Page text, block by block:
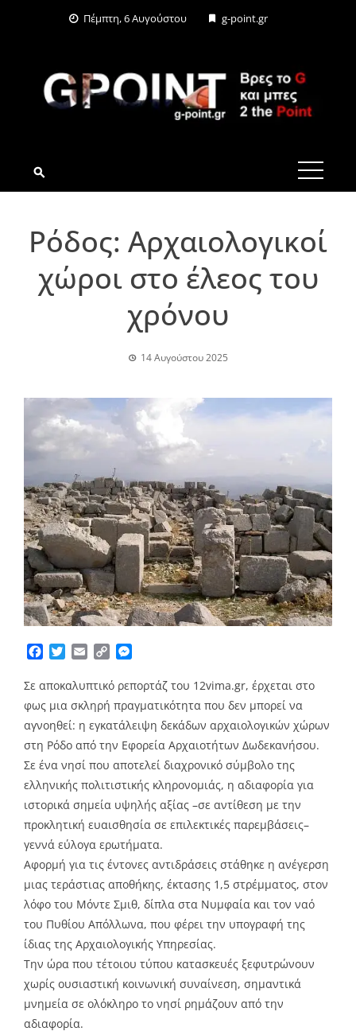
Πέμπτη, 6 Αυγούστου g-point.gr
G-POINT.GR
Ρόδος: Αρχαιολογικοί
χώροι στο έλεος του
χρόνου
14 Αυγούστου 2025
Facebook
TwitterEmailCopy
Σε αποκαλυπτικό ρεπορτάζ του 12vima.gr, έρχεται στο
φως μια σκληρή πραγματικότητα που δεν μπορεί να
αγνοηθεί: η εγκατάλειψη δεκάδων αρχαιολογικών χώρων
στη Ρόδο από την Εφορεία Αρχαιοτήτων Δωδεκανήσου.
Σε ένα νησί που αποτελεί διαχρονικό σύμβολο της
ελληνικής πολιτιστικής κληρονομιάς, η αδιαφορία για
ιστορικά σημεία υψηλής αξίας –σε αντίθεση με την
προκλητική ευαισθησία σε επιλεκτικές παρεμβάσεις–
γεννά εύλογα ερωτήματα.
Αφορμή για τις έντονες αντιδράσεις στάθηκε η ανέγερση
μιας τεράστιας αποθήκης, έκτασης 1,5 στρέμματος, στον
λόφο του Μόντε Σμιθ, δίπλα στα Νυμφαία και τον ναό
του Πυθίου Απόλλωνα, που φέρει την υπογραφή της
ίδιας της Αρχαιολογικής Υπηρεσίας.
Την ώρα που τέτοιου τύπου κατασκευές ξεφυτρώνουν
χωρίς ουσιαστική κοινωνική συναίνεση, σημαντικά
μνημεία σε ολόκληρο το νησί ρημάζουν από την
αδιαφορία.